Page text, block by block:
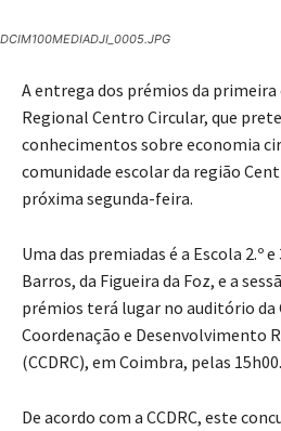
DCIM100MEDIADJI_0005.JPG
A entrega dos prémios da primeira
Regional Centro Circular, que
conhecimentos sobre economia
comunidade escolar da região
próxima segunda-feira.
Uma das premiadas é a Escola 2.º e
Barros, da Figueira da Foz, e a
prémios terá lugar no auditório da
Coordenação e Desenvolvimento
(CCDRC), em Coimbra, pelas 15h00.
De acordo com a CCDRC, este